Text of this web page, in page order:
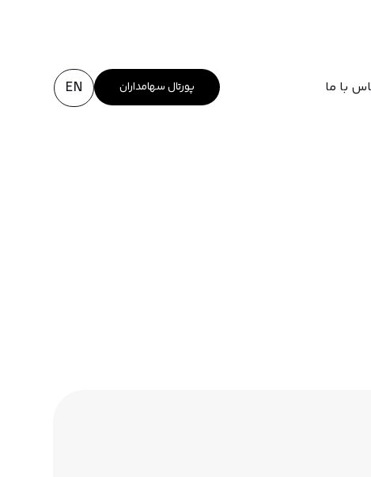
با ما پورتال سهامداران EN